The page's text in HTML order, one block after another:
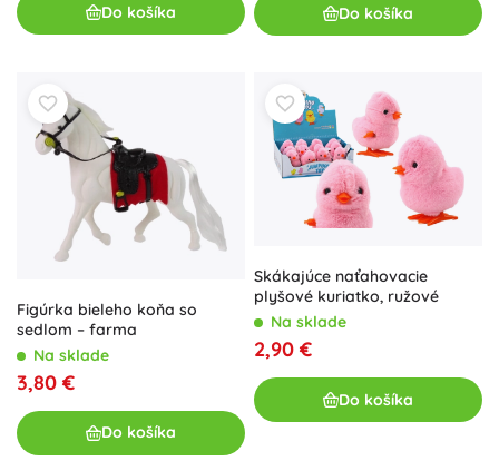
Do košíka Do košíka
Figúrka bieleho koňa so
sedlom – farma
Na sklade
3,80 €
Do košíka
Skákajúce naťahovacie
plyšové kuriatko, ružové
Na sklade
2,90 €
Do košíka